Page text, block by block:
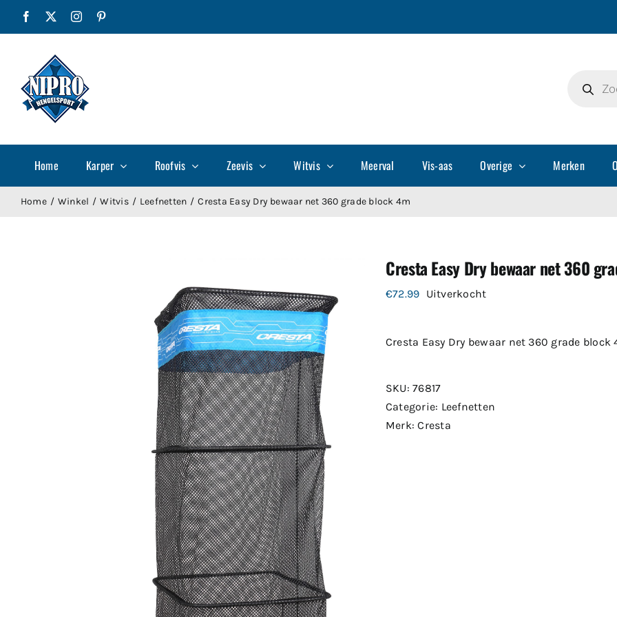
Facebook Instagram
zoeken
Home Karper Roofvis Zeevis Witvis Meerval Vis-aas Overige Merken
Home Winkel Witvis Leefnetten Cresta Easy Dry bewaar net 360 grade block 4m
Cresta Easy Dry bewaar net 360
€72.99 Uitverkocht
Cresta Easy Dry bewaar net 360 grade block
SKU:76817
Categorie: Leefnetten
Merk:Cresta